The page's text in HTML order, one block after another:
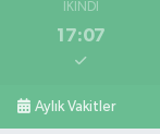
İKINDI
17:07
Aylık Vakitler